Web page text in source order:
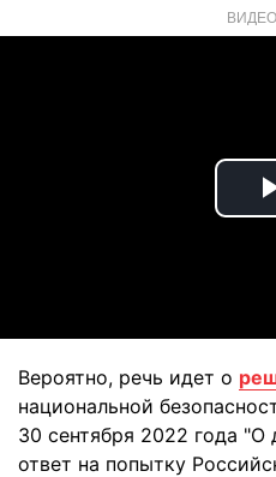
Вероятно, речь идет о
национальной
30 сентября 2022 года "О
ответ на попытку